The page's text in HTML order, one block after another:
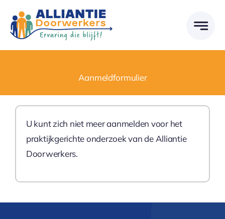
content
Aanmeldformulier
U kunt zich niet meer aanmelden voor het
praktijkgerichte onderzoek van de Alliantie
Doorwerkers.